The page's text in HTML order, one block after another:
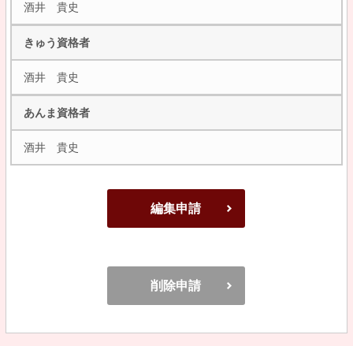
酒井 貴史
きゅう資格者
酒井 貴史
あんま資格者
酒井 貴史
編集申請
削除申請